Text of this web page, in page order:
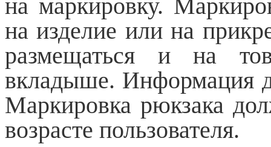
на маркировку.
на изделие или на
размещаться и на
вкладыше. Информация
Маркировка рюкзака
возрасте пользователя.